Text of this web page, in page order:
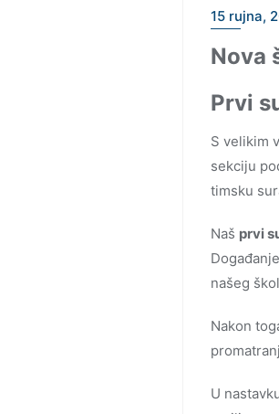
15 rujna,
Nova
Prvi
S velikim
sekciju
timsku
Naš prvi
našeg
Nakon
U